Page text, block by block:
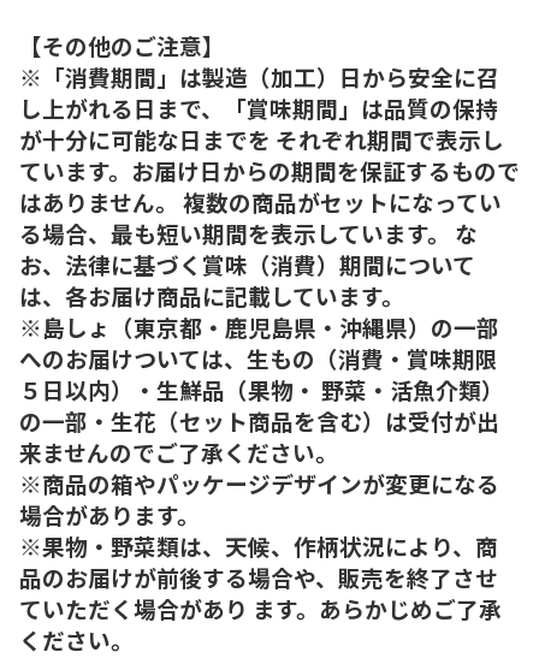
【その他のご注意】
※「消費期間」は製造（加工）日から安全に召
し上がれる日まで、「賞味期間」は品質の保持
が十分に可能な日までを それぞれ期間で表示し
ています。お届け日からの期間を保証するもので
はありません。 複数の商品がセットになってい
る場合、最も短い期間を表示しています。 な
お、法律に基づく賞味（消費）期間について
は、各お届け商品に記載しています。
※島しょ（東京都・鹿児島県・沖縄県）の一部
へのお届けついては、生もの（消費・賞味期限
５日以内）・生鮮品（果物・ 野菜・活魚介類）
の一部・生花（セット商品を含む）は受付が出
来ませんのでご了承ください。
※商品の箱やパッケージデザインが変更になる
場合があります。
※果物・野菜類は、天候、作柄状況により、商
品のお届けが前後する場合や、販売を終了させ
ていただく場合があり ます。あらかじめご了承
ください。